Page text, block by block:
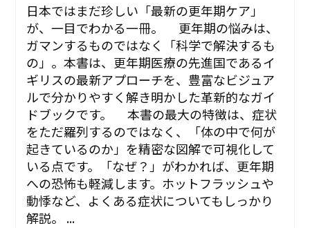
日本ではまだ珍しい「最新の更年期ケア」
が、一目でわかる一冊。 更年期の悩みは、
ガマンするものではなく「科学で解決するも
の」。本書は、更年期医療の先進国であるイ
ギリスの最新アプローチを、豊富なビジュア
ルで分かりやすく解き明かした革新的なガイ
ドブックです。 本書の最大の特徴は、症状
をただ羅列するのではなく、「体の中で何が
起きているのか」を精密な図解で可視化して
いる点です。「なぜ？」がわかれば、更年期
への恐怖も軽減します。ホットフラッシュや
動悸など、よくある症状についてもしっかり
解説。 ...